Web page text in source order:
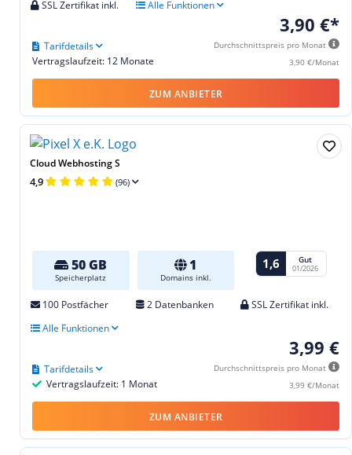
SSL Zertifikat inkl.
Alle Funktionen
3,90 €*
Durchschnittspreis pro Monat
3,90 €/Monat
Vertragslaufzeit: 12 Monate
Tarifdetails
ZUM ANBIETER
Cloud Webhosting S
4,9 (96)
50 GB
Speicherplatz
1
Domains inkl.
1,6 Gut
01/2026
100 Postfächer 2 Datenbanken
SSL Zertifikat inkl.
Alle Funktionen
3,99 €
Durchschnittspreis pro Monat
3,99 €/Monat
Vertragslaufzeit: 1 Monat
Tarifdetails
ZUM ANBIETER